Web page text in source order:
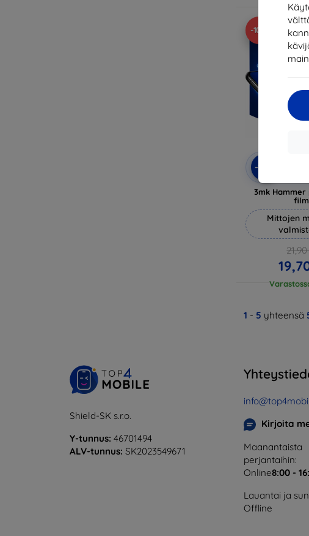
-10%
-10%
3mk
film
Mittojen
1 - 5 yhteensä
Shield-SK s.r.o.
Y-tunnus: 46701494
ALV-tunnus: SK2023549671
Kirjoita
Maanantaista
perjantaihin:
Online8:00 -
Lauantai ja
Offline